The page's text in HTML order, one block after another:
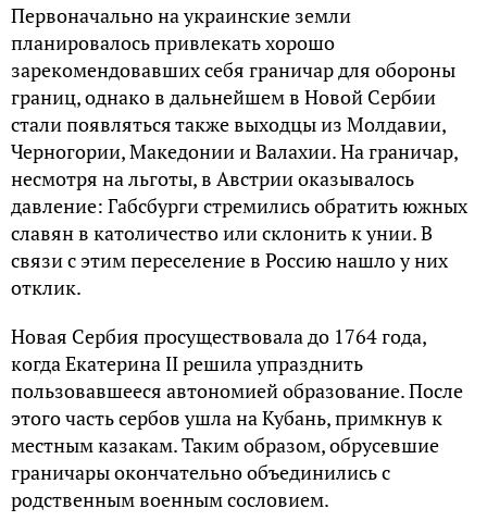
Первоначально на украинские земли
планировалось привлекать хорошо
зарекомендовавших себя граничар для обороны
границ, однако в дальнейшем в Новой Сербии
стали появляться также выходцы из Молдавии,
Черногории, Македонии и Валахии. На граничар,
несмотря на льготы, в Австрии оказывалось
давление: Габсбурги стремились обратить южных
славян в католичество или склонить к унии. В
связи с этим переселение в Россию нашло у них
отклик.
Новая Сербия просуществовала до 1764 года,
когда Екатерина II решила упразднить
пользовавшееся автономией образование. После
этого часть сербов ушла на Кубань, примкнув к
местным казакам. Таким образом, обрусевшие
граничары окончательно объединились с
родственным военным сословием.